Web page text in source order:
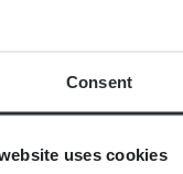
Consent
uses cookies